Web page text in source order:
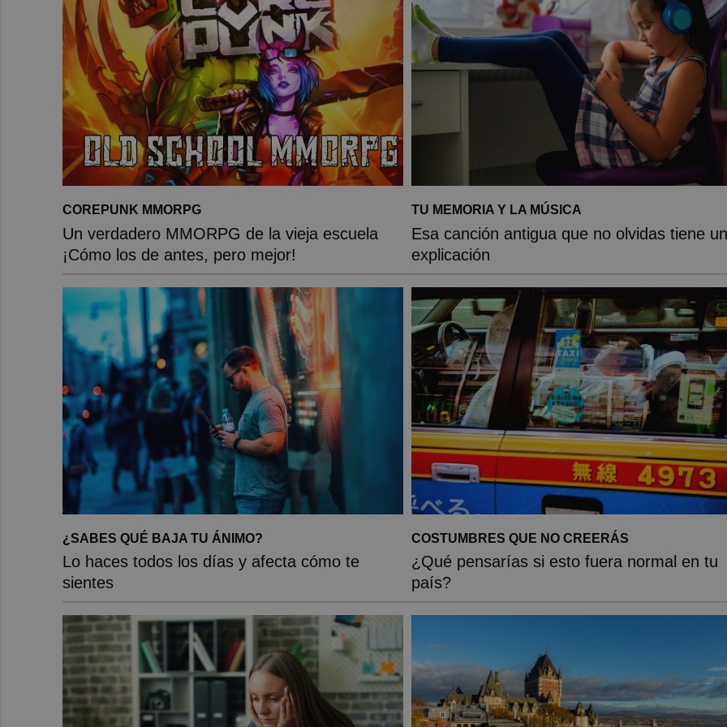
COREPUNK MMORPG
Un verdadero MMORPG de la vieja escuela
¡Cómo los de antes, pero mejor!
TU MEMORIA Y LA MÚSICA
Esa canción antigua que no olvidas tiene
explicación
¿SABES QUÉ BAJA TU ÁNIMO?
Lo haces todos los días y afecta cómo te
sientes
COSTUMBRES QUE NO CREERÁS
¿Qué pensarías si esto fuera normal en tu
país?